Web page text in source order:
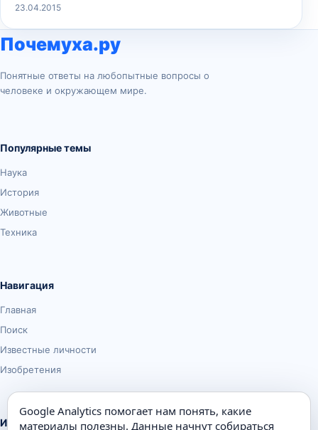
23.04.2015
Почемуха.ру
Понятные ответы на любопытные вопросы о
человеке и окружающем мире.
Популярные темы
Наука
История
Животные
Техника
Навигация
Главная
Поиск
Известные личности
Изобретения
Информация
Google Analytics помогает нам понять, какие
материалы полезны. Данные начнут собираться